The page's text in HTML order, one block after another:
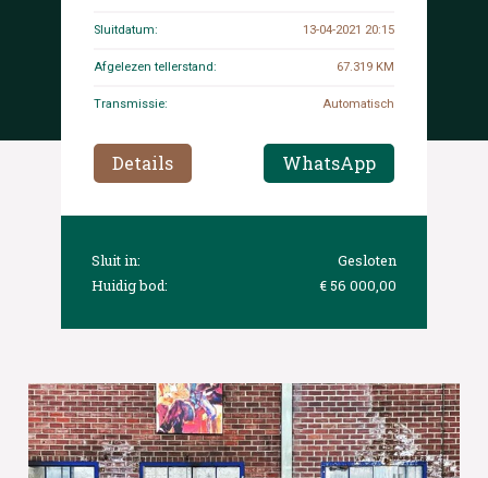
Sluitdatum: 13-04-2021 20:15
Afgelezen tellerstand: 67.319 KM
Transmissie: Automatisch
Details WhatsApp
Sluit in:
Gesloten
Huidig bod:
€ 56 000,00